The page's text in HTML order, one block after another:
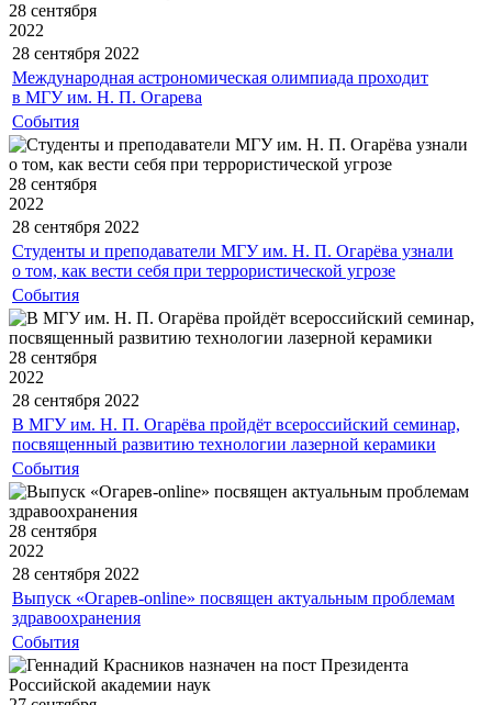
28 сентября
2022
28 сентября 2022
Международная астрономическая олимпиада проходит
в МГУ им. Н. П. Огарева
События
28 сентября
2022
28 сентября 2022
Студенты и преподаватели МГУ им. Н. П. Огарёва узнали
о том, как вести себя при террористической угрозе
События
28 сентября
2022
28 сентября 2022
В МГУ им. Н. П. Огарёва пройдёт всероссийский семинар,
посвященный развитию технологии лазерной керамики
События
28 сентября
2022
28 сентября 2022
Выпуск «Огарев-online» посвящен актуальным проблемам
здравоохранения
События